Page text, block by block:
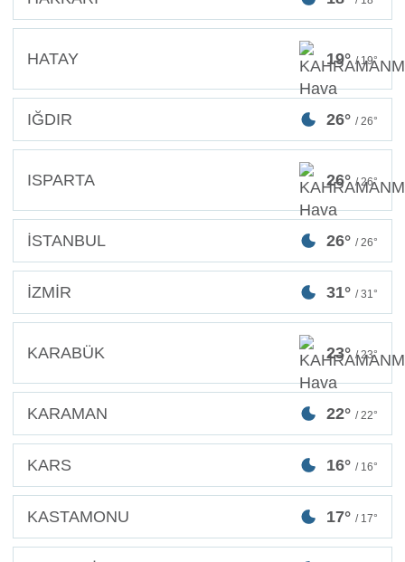
HATAY 19° / 19°
IĞDIR 26° / 26°
ISPARTA 26° / 26°
İSTANBUL 26° / 26°
İZMİR 31° / 31°
KARABÜK 23° / 23°
KARAMAN 22° / 22°
KARS 16° / 16°
KASTAMONU 17° / 17°